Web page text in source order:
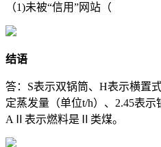
（1)未被“信用”网站（
结语
答：S表示双锅筒、H表示横置
定蒸发量（单位t/h）、2.45表示
AⅡ表示燃料是Ⅱ类煤。